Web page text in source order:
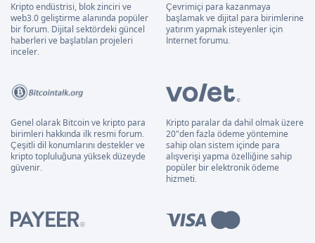
Kripto endüstrisi, blok zinciri ve
web3.0 geliştirme alanında popüler
bir forum. Dijital sektördeki güncel
haberleri ve başlatılan projeleri
inceler.
Çevrimiçi para kazanmaya
başlamak ve dijital para birimlerine
yatırım yapmak isteyenler için
İnternet forumu.
Genel olarak Bitcoin ve kripto para
birimleri hakkında ilk resmi forum.
Çeşitli dil konumlarını destekler ve
kripto topluluğuna yüksek düzeyde
güvenir.
Kripto paralar da dahil olmak üzere
20"den fazla ödeme yöntemine
sahip olan sistem içinde para
alışverişi yapma özelliğine sahip
popüler bir elektronik ödeme
hizmeti.